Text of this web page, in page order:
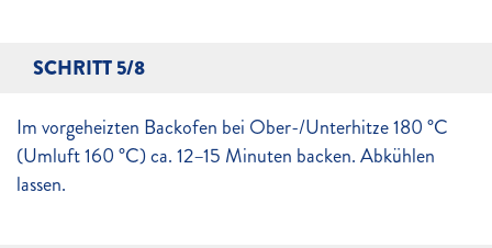
SCHRITT 5/8
Im vorgeheizten Backofen bei Ober-/Unterhitze 180 °C
(Umluft 160 °C) ca. 12–15 Minuten backen. Abkühlen
lassen.